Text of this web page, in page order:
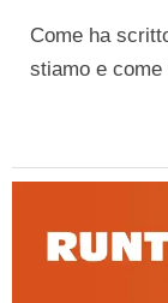
Come ha
stiamo e